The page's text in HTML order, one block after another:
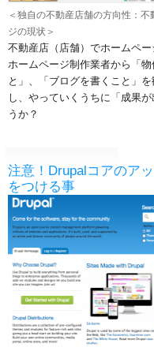
＜独自の不動産店舗の方向性：
ジの現状＞
不動産店（店舗）でホームペー
ホームページ制作業者から「物
と」、「ブログを書くこと」を
し、やっていくうちに「成果
うか？
注意！Drupalコアのア
をつける事